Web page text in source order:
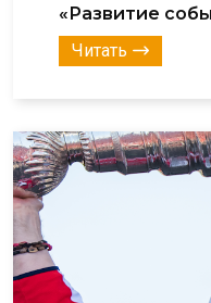
«Развитие
Читать